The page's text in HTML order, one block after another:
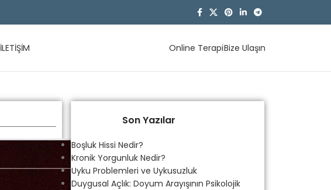
İLETIŞIM Online TerapiBize Ulaşın
Son Yazılar
Boşluk Hissi Nedir?
Kronik Yorgunluk Nedir?
Uyku Problemleri ve Uykusuzluk
Duygusal Açlık: Doyum Arayışının Psikolojik